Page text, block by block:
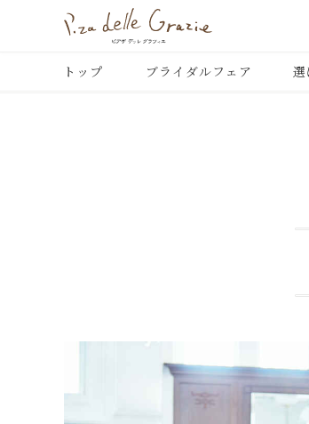
トップ ブライダルフェア